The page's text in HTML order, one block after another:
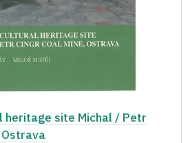
heritage site Michal / Petr
Ostrava